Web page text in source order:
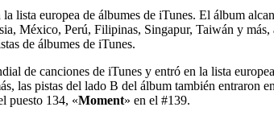
lista europea de álbumes de iTunes. El álbum
México, Perú, Filipinas, Singapur, Taiwán y más,
de álbumes de iTunes.
de canciones de iTunes y entró en la lista
las pistas del lado B del álbum también entraron
puesto 134, «Moment» en el #139.